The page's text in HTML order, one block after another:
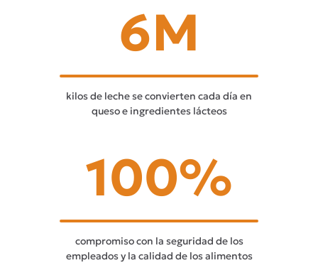
6M
kilos de leche se convierten cada día en
queso e ingredientes lácteos
100%
compromiso con la seguridad de los
empleados y la calidad de los alimentos